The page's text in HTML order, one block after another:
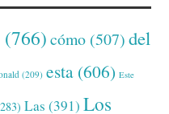
(766) cómo (507) del
(209) esta (606) Este
Las (391) Los